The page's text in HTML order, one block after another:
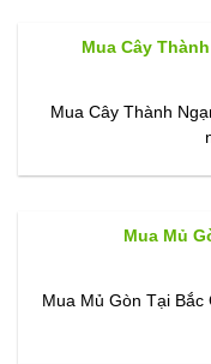
Mua Cây
Mua Cây Thành
Mua Mủ
Mua Mủ Gòn Tại